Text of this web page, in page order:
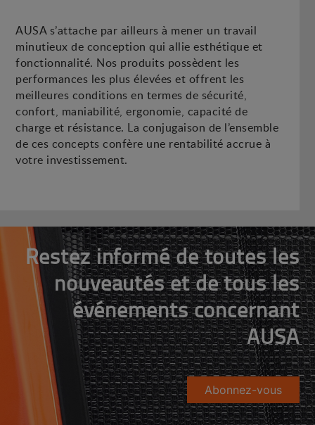
AUSA s’attache par ailleurs à mener un travail
minutieux de conception qui allie esthétique et
fonctionnalité. Nos produits possèdent les
performances les plus élevées et offrent les
meilleures conditions en termes de sécurité,
confort, maniabilité, ergonomie, capacité de
charge et résistance. La conjugaison de l’ensemble
de ces concepts confère une rentabilité accrue à
votre investissement.
Restez informé de toutes les
nouveautés et de tous les
événements concernant
AUSA
Abonnez-vous